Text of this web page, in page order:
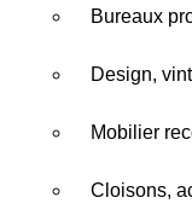
Bureaux
Design,
Mobilier
Cloisons,